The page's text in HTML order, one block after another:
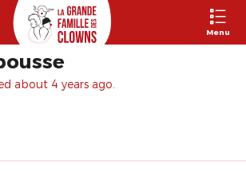
Menu
about 4 years ago.